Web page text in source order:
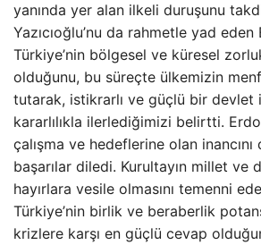
yanında yer alan ilkeli duruşunu
Yazıcıoğlu’nu da rahmetle yad eden
Türkiye’nin bölgesel ve küresel
olduğunu, bu süreçte ülkemizin
tutarak, istikrarlı ve güçlü bir devlet
kararlılıkla ilerlediğimizi belirtti.
çalışma ve hedeflerine olan
başarılar diledi. Kurultayın millet ve
hayırlara vesile olmasını temenni
Türkiye’nin birlik ve beraberlik
krizlere karşı en güçlü cevap